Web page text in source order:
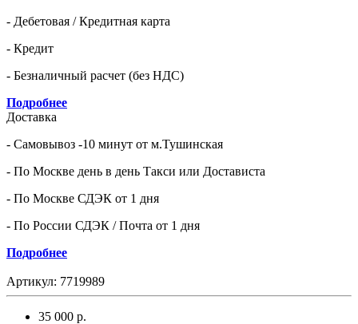
- Дебетовая / Кредитная карта
- Кредит
- Безналичный расчет (без НДС)
Подробнее
Доставка
- Самовывоз -10 минут от м.Тушинская
- По Москве день в день Такси или Достависта
- По Москве СДЭК от 1 дня
- По России СДЭК / Почта от 1 дня
Подробнее
Артикул: 7719989
35 000 р.